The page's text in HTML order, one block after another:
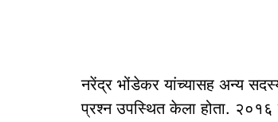
नरेंद्र भोंडेकर यांच्यासह अन्य
प्रश्न उपस्थित केला होता. २०१६